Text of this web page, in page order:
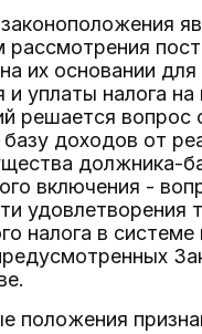
их основании для
и уплаты налога
решается вопрос
доходов от
должника-
включения -
удовлетворения
налога в
положения